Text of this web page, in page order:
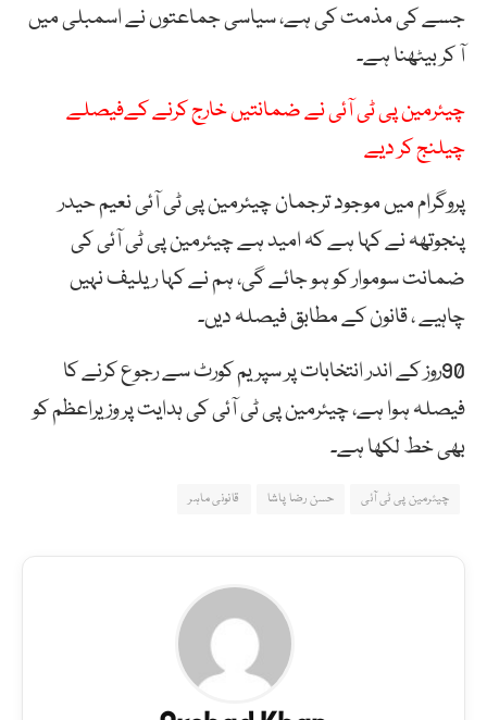
جسے کی مذمت کی ہے، سیاسی جماعتوں نے اسمبلی میں
آ کر بیٹھنا ہے۔
چیئرمین پی ٹی آئی نے ضمانتیں خارج کرنے کےفیصلے
چیلنج کر دیے
پروگرام میں موجود ترجمان چیئرمین پی ٹی آئی نعیم حیدر
پنجوتھہ نے کہا ہے کہ امید ہے چیئرمین پی ٹی آئی کی
ضمانت سوموار کو ہو جائے گی، ہم نے کہا ریلیف نہیں
چاہیے ، قانون کے مطابق فیصلہ دیں۔
90روز کے اندر انتخابات پر سپریم کورٹ سے رجوع کرنے کا
فیصلہ ہوا ہے، چیئرمین پی ٹی آئی کی ہدایت پر وزیراعظم کو
بھی خط لکھا ہے۔
چیئرمین پی ٹی آئی حسن رضا پاشا قانونی ماہر